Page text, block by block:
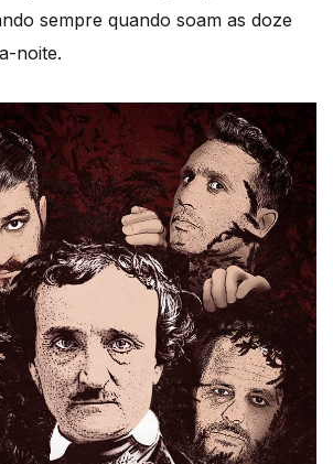
sempre quando soam as doze
noite.